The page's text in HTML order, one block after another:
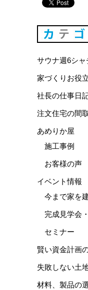
サウナ週6シ
家づくりお役
社長の仕事日
注文住宅の間
あめりか屋
施工事例
お客様の声
イベント情報
今まで家を
完成見学会
セミナー
賢い資金計画
失敗しない土
材料、製品の